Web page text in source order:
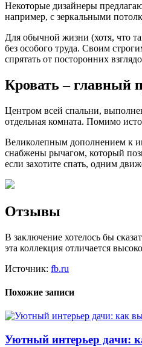
Некоторые дизайнеры
например, с зеркальными
Для обычной жизни (хотя, что
без особого труда. Своим
спрятать от посторонних
Кровать – главный
Центром всей спальни,
отдельная комната. Помимо
Великолепным дополнением к
снабжены рычагом, который
если захотите спать, одним
Отзывы
В заключение хотелось бы
эта коллекция отличается
Источник: fb.ru
Похожие записи
Уютный интерьер дачи: